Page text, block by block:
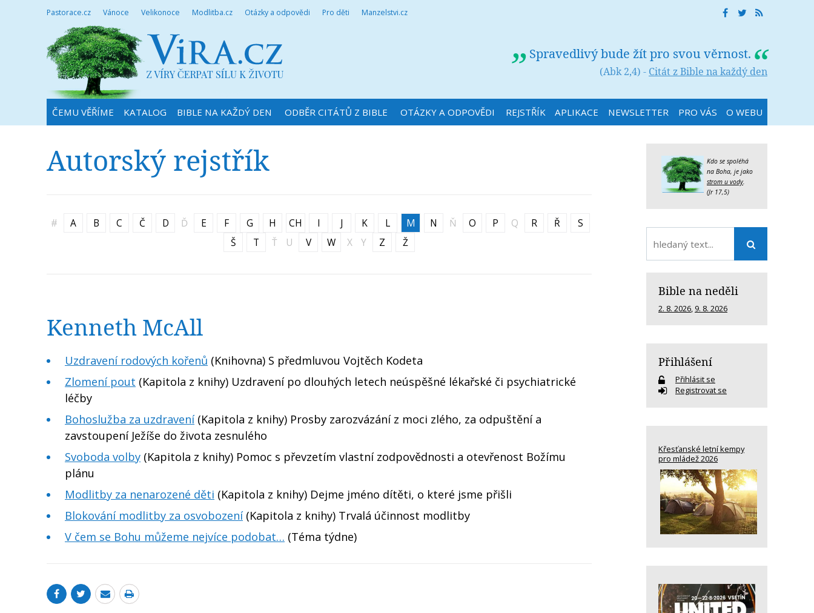
Pastorace.cz Vánoce Velikonoce Modlitba.cz Otázky a odpovědi Pro děti Manzelstvi.cz
Spravedlivý bude žít pro svou věrnost.
(Abk 2,4) - Citát z Bible na každý den
ČEMU VĚŘÍME KATALOG BIBLE NA KAŽDÝ DEN ODBĚR CITÁTŮ Z BIBLE OTÁZKY A ODPOVĚDI REJSTŘÍK APLIKACE NEWSLETTER PRO VÁS O WEBU
Autorský rejstřík
# A B C Č D Ď E F G H CH I J K L M N Ň O P Q R Ř
S
Š
T Ť U V W X Y Z Ž
Kenneth McAll
Uzdravení rodových kořenů (Knihovna) S předmluvou Vojtěch Kodeta
Zlomení pout (Kapitola z knihy) Uzdravení po dlouhých letech neúspěšné lékařské či psychiatrické
léčby
Bohoslužba za uzdravení(Kapitola z knihy) Prosby zarozvázání z moci zlého, za odpuštění a
zavstoupení Ježíše do života zesnulého
Svoboda volby (Kapitola z knihy) Pomoc s převzetím vlastní zodpovědnosti a otevřenost Božímu
plánu
Modlitby za nenarozené děti (Kapitola z knihy) Dejme jméno dítěti, o které jsme přišli
Blokování modlitby za osvobození(Kapitola z knihy) Trvalá účinnost modlitby
V čem se Bohu můžeme nejvíce podobat… (Téma týdne)
Kdo se spoléhá
na Boha, je jako
strom u vody.
(Jr 17,5)
Bible na neděli
2. 8. 2026, 9. 8. 2026
Přihlášení
Přihlásit se
Registrovat se
Křesťanské letní kempy
pro mládež 2026